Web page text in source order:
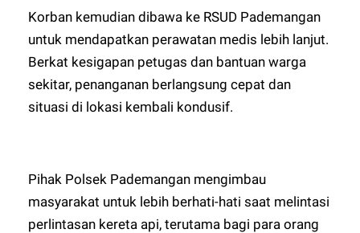
Korban kemudian dibawa ke RSUD Pademangan
untuk mendapatkan perawatan medis lebih lanjut.
Berkat kesigapan petugas dan bantuan warga
sekitar, penanganan berlangsung cepat dan
situasi di lokasi kembali kondusif.
Pihak Polsek Pademangan mengimbau
masyarakat untuk lebih berhati-hati saat melintasi
perlintasan kereta api, terutama bagi para orang